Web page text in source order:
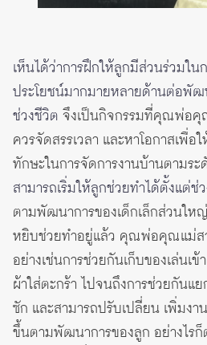
เห็นได้ว่าการฝึกให้ลูกมีส่วนร่วมใน
ประโยชน์มากมายหลายด้านต่อพั
ช่วงชีวิต จึงเป็นกิจกรรมที่คุณพ่อคุ
ควรจัดสรรเวลา และหาโอกาสเพื่
ทักษะในการจัดการงานบ้านตามร
สามารถเริ่มให้ลูกช่วยทำได้ตั้งแต่
ตามพัฒนาการของเด็กเล็กส่วนใ
หยิบช่วยทำอยู่แล้ว คุณพ่อคุณแม่สา
อย่างเช่นการช่วยกันเก็บของเล่นเข้
ผ้าใส่ตะกร้า ไปจนถึงการช่วยกันแ
ซัก และสามารถปรับเปลี่ยน เพิ่มง
ขึ้นตามพัฒนาการของลูก อย่างไร